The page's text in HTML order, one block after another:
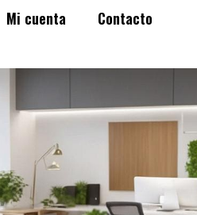
Mi cuenta Contacto